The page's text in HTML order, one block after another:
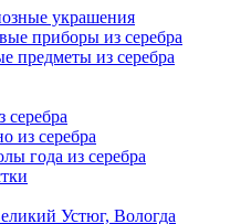
украшения
приборы из серебра
предметы из серебра
серебра
из серебра
года из серебра
Устюг, Вологда